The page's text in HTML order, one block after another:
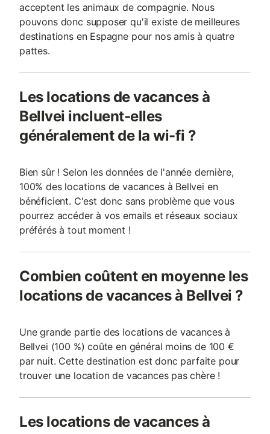
acceptent les animaux de compagnie. Nous
pouvons donc supposer qu'il existe de meilleures
destinations en Espagne pour nos amis à quatre
pattes.
Les locations de vacances à
Bellvei incluent-elles
généralement de la wi-fi ?
Bien sûr ! Selon les données de l'année dernière,
100% des locations de vacances à Bellvei en
bénéficient. C'est donc sans problème que vous
pourrez accéder à vos emails et réseaux sociaux
préférés à tout moment !
Combien coûtent en moyenne les
locations de vacances à Bellvei ?
Une grande partie des locations de vacances à
Bellvei (100 %) coûte en général moins de 100 €
par nuit. Cette destination est donc parfaite pour
trouver une location de vacances pas chère !
Les locations de vacances à